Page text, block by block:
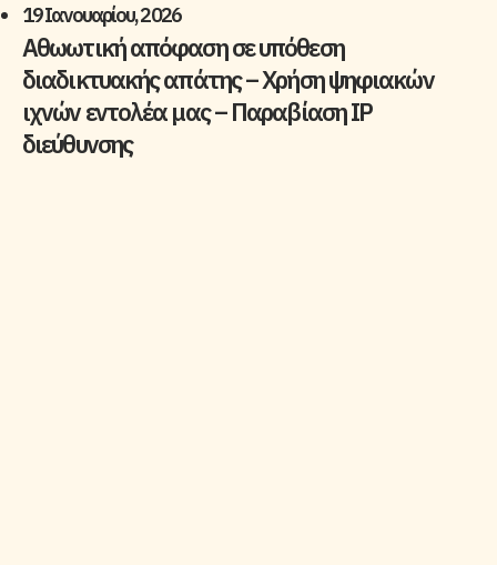
19 Ιανουαρίου, 2026
Αθωωτική απόφαση σε υπόθεση
διαδικτυακής απάτης – Χρήση ψηφιακών
ιχνών εντολέα μας – Παραβίαση IP
διεύθυνσης